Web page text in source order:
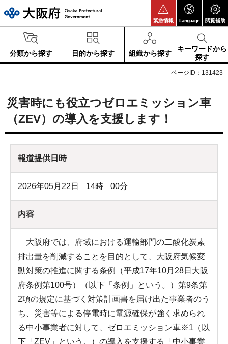
緊急情報 Language 閲覧補助
分類から探す 目的から探す 組織から探す
キーワードから
探す
ページID：131423
災害時にも役立つゼロエミッション車
（ZEV）の導入を支援します！
報道提供日時
2026年05月22日 14時 00分
内容
大阪府では、府域における運輸部門の二酸化炭素
排出量を削減することを目的として、大阪府気候変
動対策の推進に関する条例（平成17年10月28日大阪
府条例第100号）（以下「条例」という。）第9条第
2項の規定に基づく対策計画書を届け出た事業者のう
ち、災害等による停電時に電源確保が強く求められ
る中小事業者に対して、ゼロエミッション車※1（以
下「ZEV」という。）の導入を支援する「中小事業